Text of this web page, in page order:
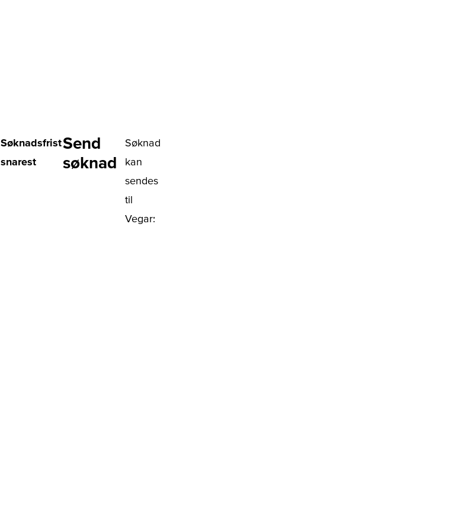
Søknadsfrist
snarest
Send
søknad
Søknad
kan
sendes
til
Vegar: